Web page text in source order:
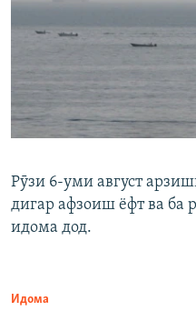
Рӯзи 6-уми август
дигар афзоиш ёфт ва ба
идома дод.
Идома